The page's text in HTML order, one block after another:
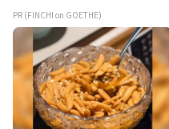
PR (FINCHI on GOETHE)